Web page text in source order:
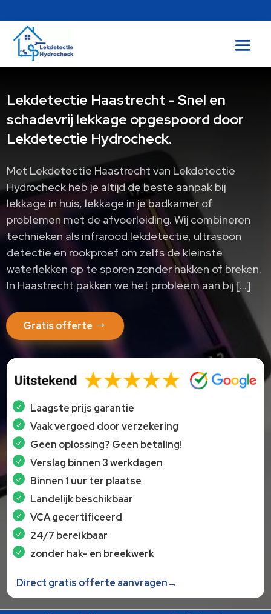
Lekdetectie Haastrecht - Snel en
schadevrij lekkage opgespoord door
Lekdetectie Hydrocheck.
Met Lekdetectie Haastrecht van Lekdetectie
Hydrocheck heb je altijd de beste aanpak bij
lekkage in huis, lekkage in je badkamer of
problemen met de afvoerleiding.​ Wij combineren
technieken als infrarood lekdetectie, ultrasoon
detectie en rookproef om zelfs de kleinste
waterlekken op te sporen zonder hakken of breken.​
In Haastrecht pakken we het probleem aan bij […]
Gratis offerte
Laagste prijs garantie
Vaak vergoed door verzekering
Geen oplossing? Geen betaling!
Verslag binnen 3 werkdagen
Binnen 1 uur ter plaatse
Landelijk beschikbaar
VCA gecertificeerd
24/7 bereikbaar
zonder hak- en breekwerk
Direct gratis offerte aanvragen→